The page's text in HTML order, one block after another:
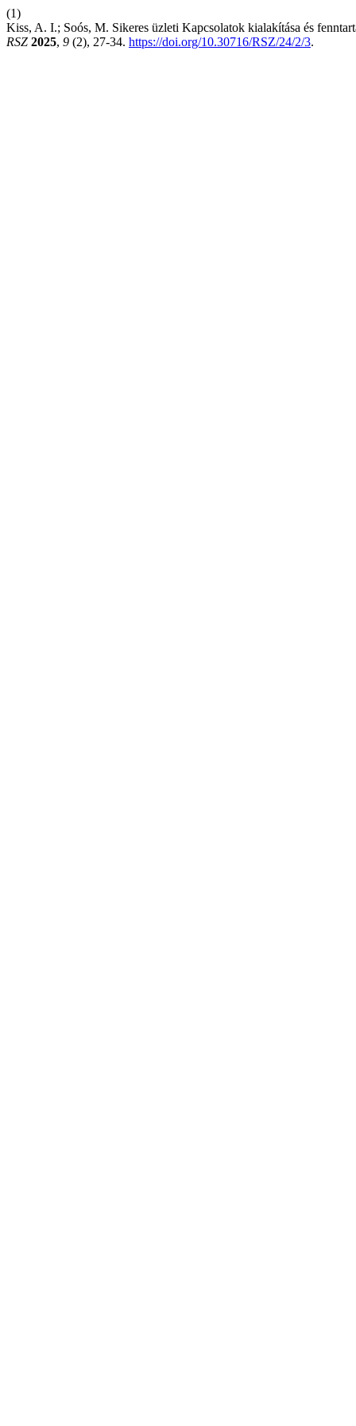
(1)
Kiss, A. I.; Soós, M. Sikeres üzleti Kapcsolatok kialakítása és
RSZ 2025, 9 (2), 27-34. https://doi.org/10.30716/RSZ/24/2/3.